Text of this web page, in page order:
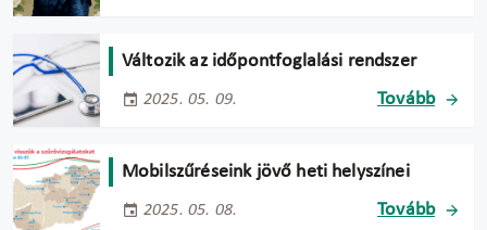
Változik az időpontfoglalási rendszer
2025. 05. 09. Tovább
Mobilszűréseink jövő heti helyszínei
2025. 05. 08. Tovább